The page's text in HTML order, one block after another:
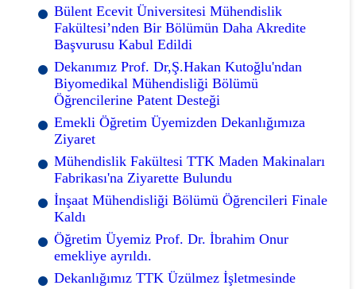
Bülent Ecevit Üniversitesi Mühendislik
Fakültesi’nden Bir Bölümün Daha Akredite
Başvurusu Kabul Edildi
Dekanımız Prof. Dr,Ş.Hakan Kutoğlu'ndan
Biyomedikal Mühendisliği Bölümü
Öğrencilerine Patent Desteği
Emekli Öğretim Üyemizden Dekanlığımıza
Ziyaret
Mühendislik Fakültesi TTK Maden Makinaları
Fabrikası'na Ziyarette Bulundu
İnşaat Mühendisliği Bölümü Öğrencileri Finale
Kaldı
Öğretim Üyemiz Prof. Dr. İbrahim Onur
emekliye ayrıldı.
Dekanlığımız TTK Üzülmez İşletmesinde